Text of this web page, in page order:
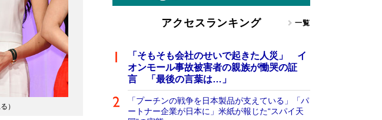
）
アクセスランキング 一覧
「そもそも会社のせいで起きた人災」 イ
オンモール事故被害者の親族が慟哭の証
言 「最後の言葉は…」
「プーチンの戦争を日本製品が支えている」「パ
ートナー企業が日本に」米紙が報じた“スパイ天